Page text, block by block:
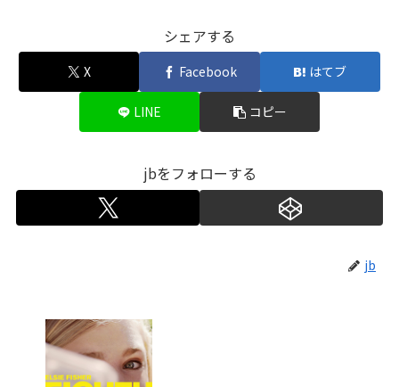
シェアする
X Facebook はてブ
LINE コピー
jbをフォローする
jb